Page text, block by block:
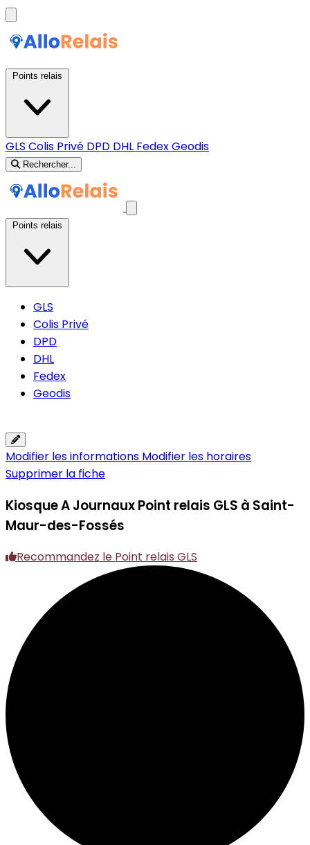
GLS Colis Privé DPD DHL FedexGeodis
Rechercher...
GLS
Colis Privé
DPD
DHL
Fedex
Geodis
Modifier les informations Modifier les horaires
Supprimer la fiche
Kiosque A JournauxPoint relais GLS à Saint-
Maur-des-Fossés
Recommandez le Point relais GLS